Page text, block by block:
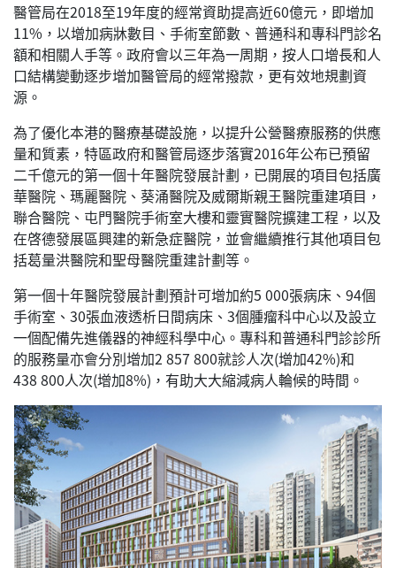
醫管局在2018至19年度的經常資助提高近60億元，即增加
11%，以增加病牀數目、手術室節數、普通科和專科門診名
額和相關人手等。政府會以三年為一周期，按人口增長和人
口結構變動逐步增加醫管局的經常撥款，更有效地規劃資
源。
為了優化本港的醫療基礎設施，以提升公營醫療服務的供應
量和質素，特區政府和醫管局逐步落實2016年公布已預留
二千億元的第一個十年醫院發展計劃，已開展的項目包括廣
華醫院、瑪麗醫院、葵涌醫院及威爾斯親王醫院重建項目，
聯合醫院、屯門醫院手術室大樓和靈實醫院擴建工程，以及
在啓德發展區興建的新急症醫院，並會繼續推行其他項目包
括葛量洪醫院和聖母醫院重建計劃等。
第一個十年醫院發展計劃預計可增加約5 000張病床、94個
手術室、30張血液透析日間病床、3個腫瘤科中心以及設立
一個配備先進儀器的神經科學中心。專科和普通科門診診所
的服務量亦會分別增加2 857 800就診人次(增加42%)和
438 800人次(增加8%)，有助大大縮減病人輪候的時間。